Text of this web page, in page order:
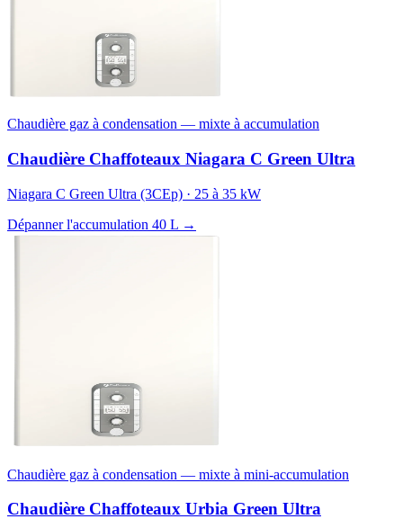
Chaudière gaz à condensation — mixte à accumulation
Chaudière Chaffoteaux Niagara C Green Ultra
Niagara C Green Ultra (3CEp) · 25 à 35 kW
Dépanner l'accumulation 40 L →
Chaudière gaz à condensation — mixte à mini-accumulation
Chaudière Chaffoteaux Urbia Green Ultra